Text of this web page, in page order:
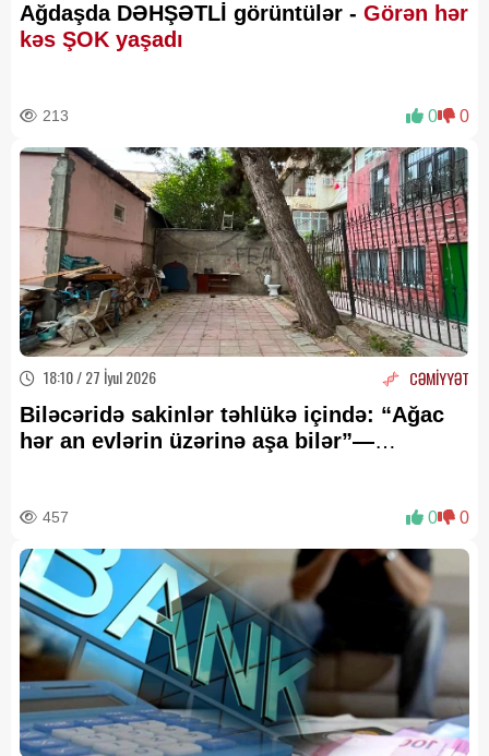
Ağdaşda DƏHŞƏTLİ görüntülər - Görən hər
kəs ŞOK yaşadı
213 0 0
18:10 / 27 İyul 2026 CƏMİYYƏT
Biləcəridə sakinlər təhlükə içində: “Ağac
hər an evlərin üzərinə aşa bilər”—
457 0 0